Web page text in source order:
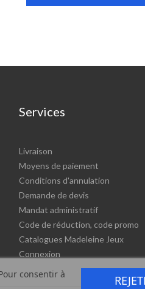
consentir à
Services
Livraison
Moyens de paiement
Conditions d'annulation
Demande de devis
Mandat administratif
Code de réduction, code promo
Catalogues Madeleine Jeux
Connexion